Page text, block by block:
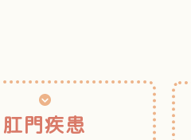
肛門疾患